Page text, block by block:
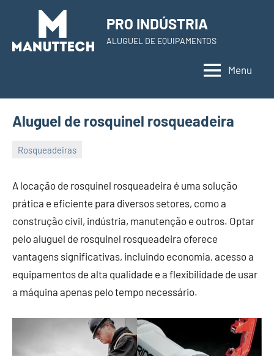
content
PRO INDÚSTRIA
ALUGUEL DE EQUIPAMENTOS
Menu
Aluguel de rosquinel rosqueadeira
Rosqueadeiras
November
de
2023
Administrador
A locação de rosquinel rosqueadeira é uma solução
prática e eficiente para diversos setores, como a
construção civil, indústria, manutenção e outros. Optar
pelo aluguel de rosquinel rosqueadeira oferece
vantagens significativas, incluindo economia, acesso a
equipamentos de alta qualidade e a flexibilidade de usar
a máquina apenas pelo tempo necessário.